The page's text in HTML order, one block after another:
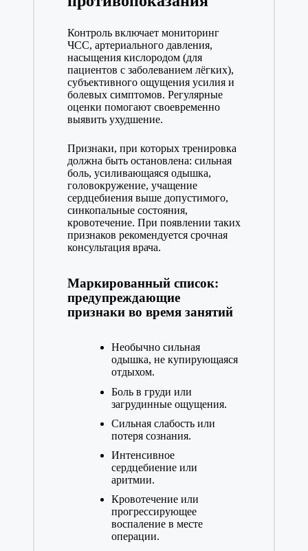
Контроль включает мониторинг
ЧСС, артериального давления,
насыщения кислородом (для
пациентов с заболеванием лёгких),
субъективного ощущения усилия и
болевых симптомов. Регулярные
оценки помогают своевременно
выявить ухудшение.
Признаки, при которых тренировка
должна быть остановлена: сильная
боль, усиливающаяся одышка,
головокружение, учащение
сердцебиения выше допустимого,
синкопальные состояния,
кровотечение. При появлении таких
признаков рекомендуется срочная
консультация врача.
Маркированный список:
предупреждающие
признаки во время занятий
Необычно сильная
одышка, не купирующаяся
отдыхом.
Боль в груди или
загрудинные ощущения.
Сильная слабость или
потеря сознания.
Интенсивное
сердцебиение или
аритмии.
Кровотечение или
прогрессирующее
воспаление в месте
операции.